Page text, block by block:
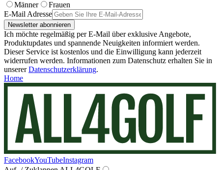
Männer
Frauen
E-Mail Adresse
Newsletter abonnieren
Ich möchte regelmäßig per E-Mail über exklusive Angebote,
Produktupdates und spannende Neuigkeiten informiert werden.
Dieser Service ist kostenlos und die Einwilligung kann jederzeit
widerrufen werden. Informationen zum Datenschutz erhalten Sie in
unsererDatenschutzerklärung.
Home
FacebookYouTubeInstagram